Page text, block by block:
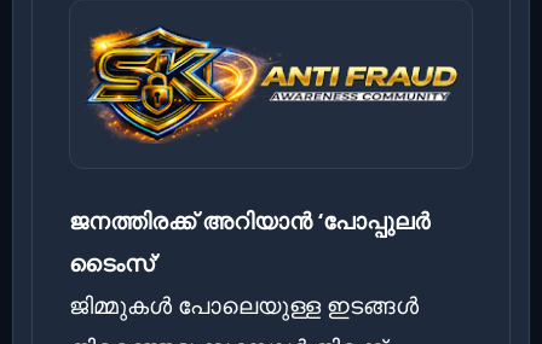
ജനത്തിരക്ക് അറിയാൻ ‘പോപ്പുലർ
ടൈംസ്’
ജിമ്മുകൾ പോലെയുള്ള ഇടങ്ങൾ